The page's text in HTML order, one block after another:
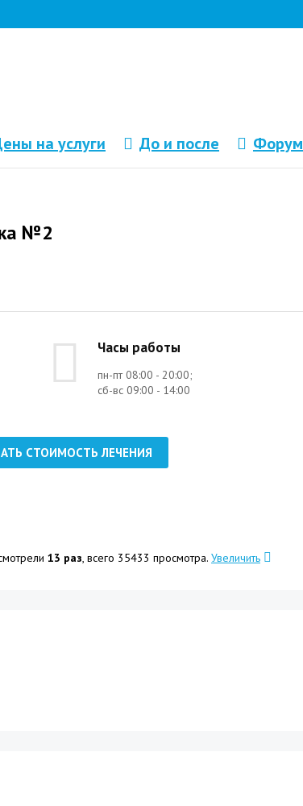
на услуги До и после Форум
№2
Часы работы
пн-пт 08:00 - 20:00;
сб-вс 09:00 - 14:00
СТОИМОСТЬ ЛЕЧЕНИЯ
13 раз, всего 35433 просмотра. Увеличить